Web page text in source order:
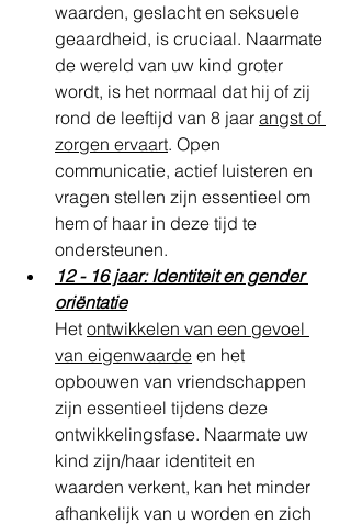
waarden, geslacht en seksuele
geaardheid, is cruciaal. Naarmate
de wereld van uw kind groter
wordt, is het normaal dat hij of zij
rond de leeftijd van 8 jaar angst of
zorgen ervaart. Open
communicatie, actief luisteren en
vragen stellen zijn essentieel om
hem of haar in deze tijd te
ondersteunen.
12 - 16 jaar: Identiteit en gender
oriëntatie
Het ontwikkelen van een gevoel
van eigenwaarde en het
opbouwen van vriendschappen
zijn essentieel tijdens deze
ontwikkelingsfase. Naarmate uw
kind zijn/haar identiteit en
waarden verkent, kan het minder
afhankelijk van u worden en zich